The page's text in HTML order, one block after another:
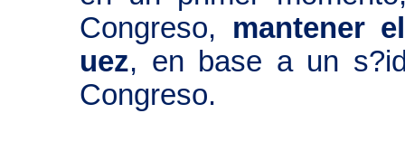
Congreso,
mantener
uez, en base a un
Congreso.